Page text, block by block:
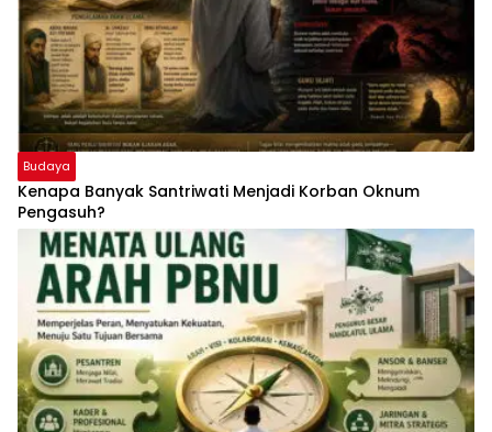
Budaya
Kenapa Banyak Santriwati Menjadi Korban Oknum
Pengasuh?